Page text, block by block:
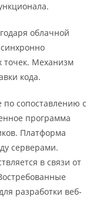
облачной
точек. Механизм
кода.
по сопоставлению с
программа
Платформа
серверами.
в связи от
разработки веб-